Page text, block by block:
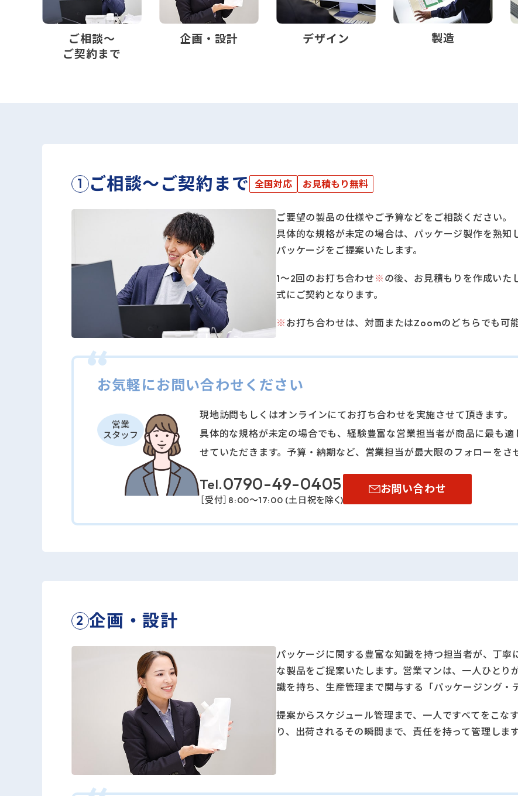
ご相談～
ご契約まで
企画・設計 デザイン 製造
1 ご相談～ご契約まで 全国対応 お見積もり無料
ご要望の製品の仕様やご予算などをご相談ください。
具体的な規格が未定の場合は、パッケージ製作を熟
パッケージをご提案いたします。
1～2回のお打ち合わせ ※ の後、お見積もりを作成いた
式にご契約となります。
※ お打ち合わせは、対面またはZoomのどちらでも可能
お気軽にお問い合わせください
営業
スタッフ
現地訪問もしくはオンラインにてお打ち合わせを実施させて頂きます。
具体的な規格が未定の場合でも、経験豊富な営業担当者が商品に最も
せていただきます。予算・納期など、営業担当が最⼤限のフォローをさ
0790-49-0405
［受付］8:00～17:00 (⼟⽇祝を除く)
お問い合わせ
2 企画・設計
パッケージに関する豊富な知識を持つ担当者が、丁
な製品をご提案いたします。営業マンは、⼀⼈ひとり
識を持ち、⽣産管理まで関与する「パッケージング・
提案からスケジュール管理まで、⼀⼈ですべてをこな
り、出荷されるその瞬間まで、責任を持って管理します